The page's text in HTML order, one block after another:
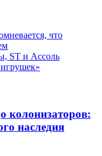
что
ST и Ассоль
колонизаторов:
наследия